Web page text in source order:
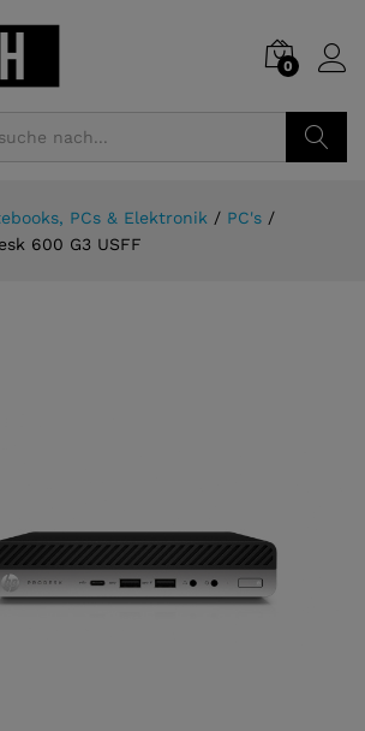
0
PCs & Elektronik / PC's /
600 G3 USFF